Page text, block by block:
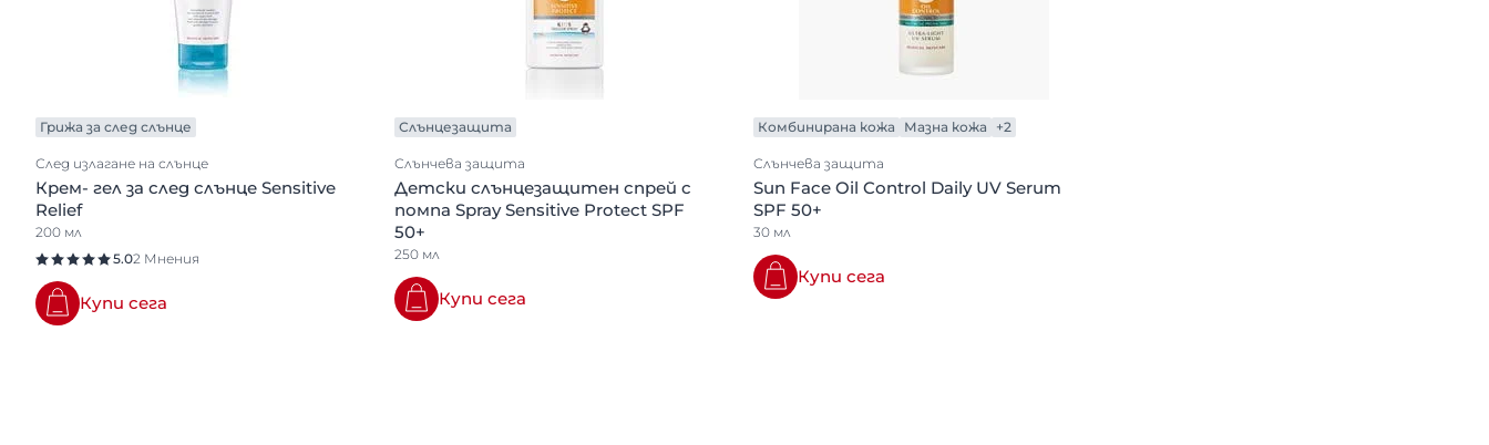
Грижа за след слънце
След излагане на слънце
Крем- гел за след слънце Sensitive
Relief
200 мл
5.02 Мнения
Купи сега
Слънцезащита
Слънчева защита
Детски слънцезащитен спрей с
помпа Spray Sensitive Protect SPF
50+
250 мл
Купи сега
Комбинирана кожа Мазна кожа +2
Слънчева защита
Sun Face Oil Control Daily UV Serum
SPF 50+
30 мл
Купи сега